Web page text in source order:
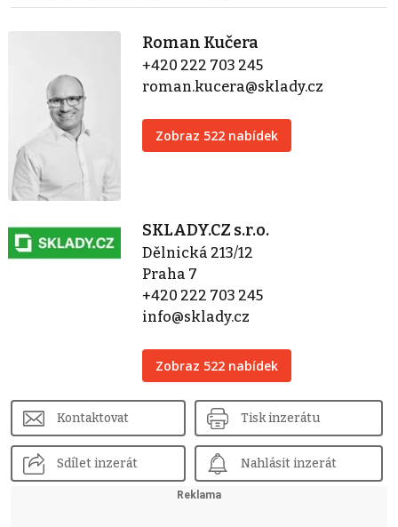
Roman Kučera
+420 222 703 245
roman.kucera@sklady.cz
Zobraz 522 nabídek
SKLADY.CZ s.r.o.
Dělnická 213/12
Praha 7
+420 222 703 245
info@sklady.cz
Zobraz 522 nabídek
Kontaktovat Tisk inzerátu
Sdílet inzerát Nahlásit inzerát